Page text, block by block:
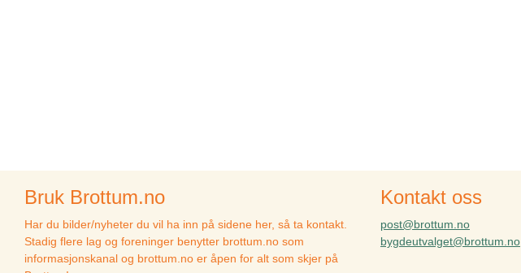
Bruk Brottum.no
Har du bilder/nyheter du vil ha inn på sidene her, så ta kontakt.
Stadig flere lag og foreninger benytter brottum.no som
informasjonskanal og brottum.no er åpen for alt som skjer på
Kontakt oss
post@brottum.no
bygdeutvalget@brottum.no